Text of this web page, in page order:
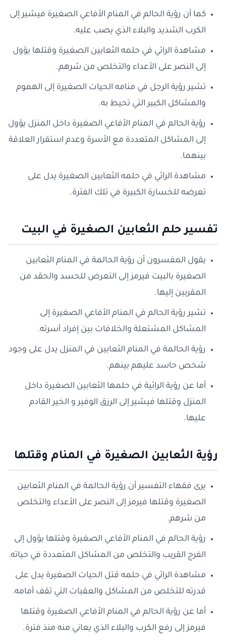
كما أن رؤية الحالم في المنام الأفاعي الصغيرة فيشير إلى
الكرب الشديد والبلاء الذي يصب عليه.
مشاهدة الرائي في حلمه الثعابين الصغيرة وقتلها يؤول
إلى النصر على الأعداء والتخلص من شرهم.
تشير رؤية الرجل في منامه الحيات الصغيرة إلى الهموم
والمشاكل الكبير التي تحيط به.
رؤية الحالم في المنام الأفاعي الصغيرة داخل المنزل يؤول
إلى المشاكل المتعددة مع الأسرة وعدم استقرار العلاقة
بينهما.
مشاهدة الرائي في حلمه الثعابين الصغيرة يدل على
تعرضه للخسارة الكبيرة في تلك الفترة.
تفسير حلم الثعابين الصغيرة في البيت
يقول المفسرون أن رؤية الحالمة في المنام الثعابين
الصغيرة بالبيت فيرمز إلى التعرض للحسد والحقد من
المقربين إليها.
تشير رؤية الحالم في المنام الأفاعي الصغيرة إلى
المشاكل المشتعلة والخلافات بين إفراد أسرته.
رؤية الحالمة في المنام الثعابين في المنزل يدل على وجود
شخص حاسد عليهم بينهم.
أما عن رؤية الرائية في حلمها الثعابين الصغيرة داخل
المنزل وقتلها فيشير إلى الرزق الوفير و الخير القادم
عليها.
رؤية الثعابين الصغيرة في المنام وقتلها
يرى فقهاء التفسير أن رؤية الحالمة في المنام الثعابين
الصغيرة وقتلها فيرمز إلى النصر على الأعداء والتخلص
من شرهم.
رؤية الحالم في المنام الأفاعي الصغيرة وقتلها يؤول إلى
الفرج القريب والتخلص من المشاكل المتعددة في حياته.
مشاهدة الرائي في حلمه قتل الحيات الصغيرة يدل على
قدرته للتخلص من المشاكل والعقبات التي تقف أمامه.
أما عن رؤية الحالم في المنام الأفاعي الصغيرة وقتلها
فيرمز إلى رفع الكرب والبلاء الذي يعاني منه منذ فترة.